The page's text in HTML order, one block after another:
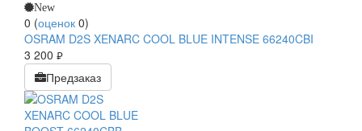
New
0 (оценок 0)
OSRAM D2S XENARC COOL BLUE INTENSE 66240CBI
3 200 руб.
Предзаказ